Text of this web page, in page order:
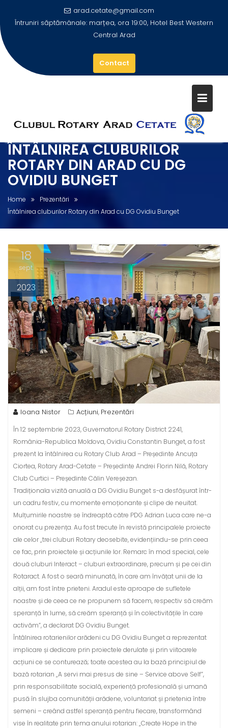
arad.cetate@gmail.com
Întruniri săptămânale: marțea, ora 19:00, Hotel Best Western
Central Arad
Contact
ÎNTÂLNIREA CLUBURILOR
ROTARY DIN ARAD CU DG
OVIDIU BUNGET
Home
Prezentări
Întâlnirea cluburilor Rotary din Arad cu DG Ovidiu Bunget
18
sept.
2023
Ioana Nistor Acțiuni, Prezentări
În 12 septembrie 2023, Guvernatorul Rotary District 2241,
România-Republica Moldova, Ovidiu Constantin Bunget, a fost
prezent la întâlnirea cu Rotary Club Arad – Președinte Ancuța
Ciortea, Rotary Arad-Cetate – Președinte Andrei Florin Nilă, Rotary
Club Curtici – Președinte Călin Vereșezan.
Tradiționala vizită anuală a DG Ovidiu Bunget s-a desfășurat într-
un cadru festiv, cu momente emoționante și clipe de neuitat.
Mulțumirile noastre se îndreaptă către PDG Adrian Luca care ne-a
onorat cu prezența. Au fost trecute în revistă principalele proiecte
ale celor „trei cluburi Rotary deosebite, evidențiindu-se prin ceea
ce fac, prin proiectele și acțiunile lor. Remarc în mod special, cele
două cluburi Interact – cluburi extraordinare, precum și pe cei din
Rotaract. A fost o seară minunată, în care am învățat unii de la
alții, am fost între prieteni. Aradul este aproape de sufletele
noastre și de ceea ce ne propunem să facem, respectiv să creăm
speranță în lume, să creăm speranță și în colectivitățile în care
activăm”, a declarat DG Ovidiu Bunget.
Întâlnirea rotarienilor arădeni cu DG Ovidiu Bunget a reprezentat
implicare și dedicare prin proiectele derulate și prin viitoarele
acțiuni ce se conturează; toate acestea au la bază principiul de
bază rotarian „A servi mai presus de sine – Service above Self”,
prin responsabilitate socială, experiență profesională și umană
pusă în slujba comunității arădene, voluntariat și prietenia între
semeni – creând astfel speranță pentru fiecare, transformând
vise în realitate prin tema anului rotarian: „Create Hope in the